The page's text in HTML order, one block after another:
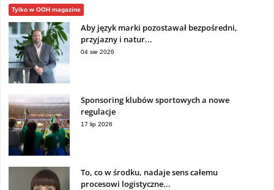
Tylko w OOH magazine
Aby język marki pozostawał bezpośredni,
przyjazny i natur...
04 sie 2026
Sponsoring klubów sportowych a nowe
regulacje
17 lip 2026
To, co w środku, nadaje sens całemu
procesowi logistyczne...